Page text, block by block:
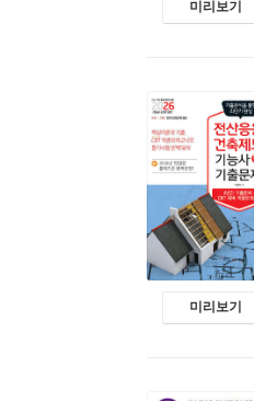
미리보기
미리보기